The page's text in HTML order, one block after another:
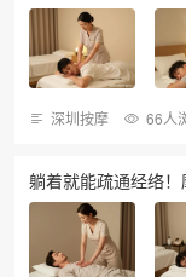
深圳按摩 66人
躺着就能疏通经络